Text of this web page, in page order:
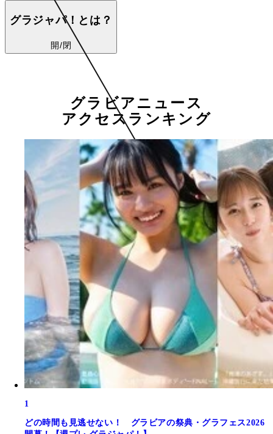
グラジャパ！とは？
開/閉
グラビアニュース
アクセスランキング
1
どの時間も見逃せない！ グラビアの祭典・グラフェス2026